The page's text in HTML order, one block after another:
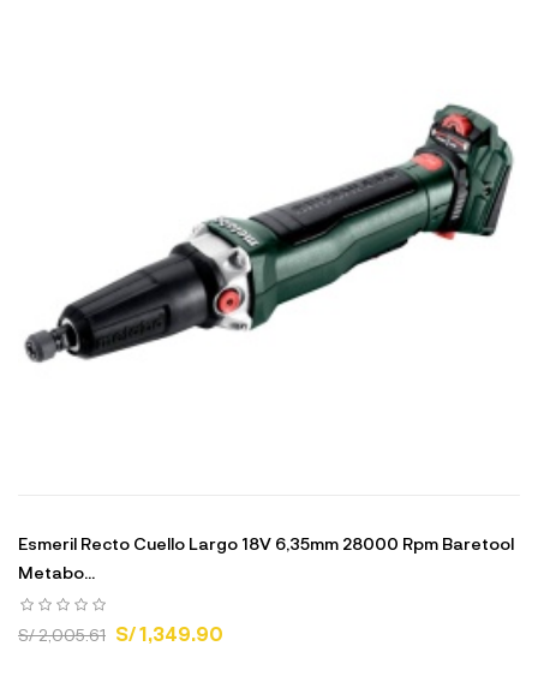
Esmeril Recto Cuello Largo 18V 6,35mm 28000 Rpm Baretool
Metabo...
S/ 2,005.61 S/ 1,349.90